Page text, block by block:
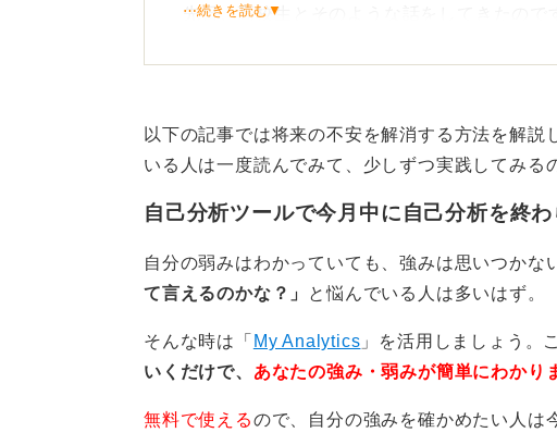
先日、高校生とそのような話をしてきたので
一方で、とりあえず大学に進学したという子
後者のような学生だと、質問者さんのような
ってしまうのかもしれませんね。
喜びの気持ちから仕事選びの軸を見
か、どんな人になりたいかというところか
すターゲットを絞っていくことが大切です。
⋯続きを読む▼
以下の記事では将来の不安を解消する方法を解説
いる人は一度読んでみて、少しずつ実践してみる
自己分析ツールで今月中に自己分析を終
自分の弱みはわかっていても、強みは思いつかな
て言えるのかな？」
と悩んでいる人は多いはず。
そんな時は「 My Analytics 」を活用しましょう。
いくだけで、 あなたの強み・弱みが簡単にわかり
無料で使えるので、自分の強みを確かめたい人は